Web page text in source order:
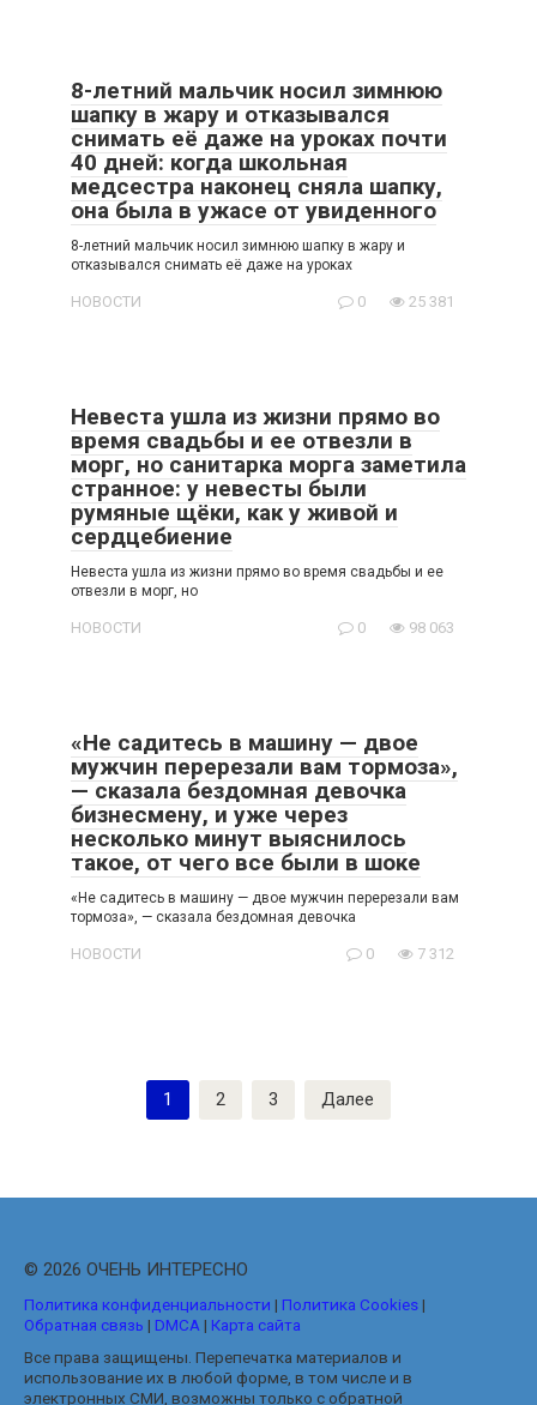
8-летний мальчик носил зимнюю
шапку в жару и отказывался
снимать её даже на уроках почти
40 дней: когда школьная
медсестра наконец сняла шапку,
она была в ужасе от увиденного
8-летний мальчик носил зимнюю шапку в жару и
отказывался снимать её даже на уроках
НОВОСТИ 0 25 381
Невеста ушла из жизни прямо во
время свадьбы и ее отвезли в
морг, но санитарка морга заметила
странное: у невесты были
румяные щёки, как у живой и
сердцебиение
Невеста ушла из жизни прямо во время свадьбы и ее
отвезли в морг, но
НОВОСТИ 0 98 063
«Не садитесь в машину — двое
мужчин перерезали вам тормоза»,
— сказала бездомная девочка
бизнесмену, и уже через
несколько минут выяснилось
такое, от чего все были в шоке
«Не садитесь в машину — двое мужчин перерезали вам
тормоза», — сказала бездомная девочка
НОВОСТИ 0 7 312
1 2 3 Далее
© 2026 ОЧЕНЬ ИНТЕРЕСНО
Политика конфиденциальности | Политика Cookies|
Обратная связь | DMCA | Карта сайта
Все права защищены. Перепечатка материалов и
использование их в любой форме, в том числе и в
электронных СМИ, возможны только с обратной